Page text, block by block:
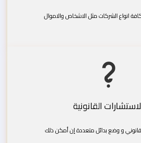
انواع الشركات مثل الاشخاص والاموال
القانونية
و وضع بدائل متعددة إن أمكن ذلك